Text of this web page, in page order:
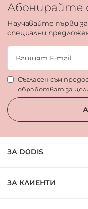
Абонирайте
Научавайте първи
специални
Съгласен съм
обработват за
ЗА DODIS
ЗА КЛИЕНТИ